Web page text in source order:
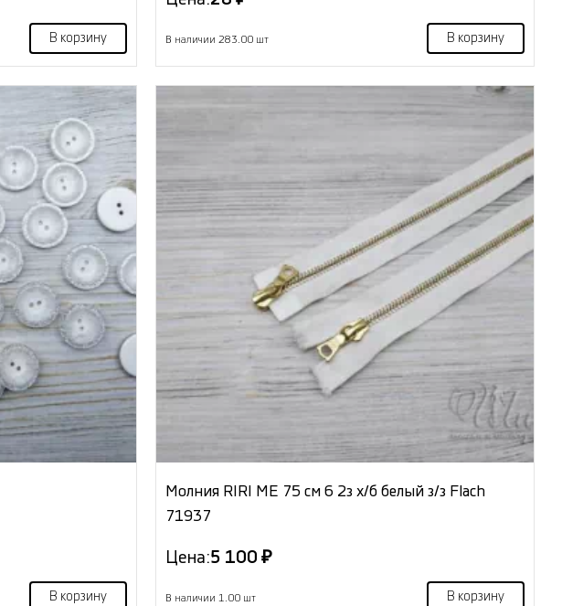
В корзину В наличии 283.00 шт В корзину
В корзину
Молния RIRI МЕ 75 см 6 2з х/б белый з/з Flach
71937
Цена:5 100 ₽
В наличии 1.00 шт В корзину